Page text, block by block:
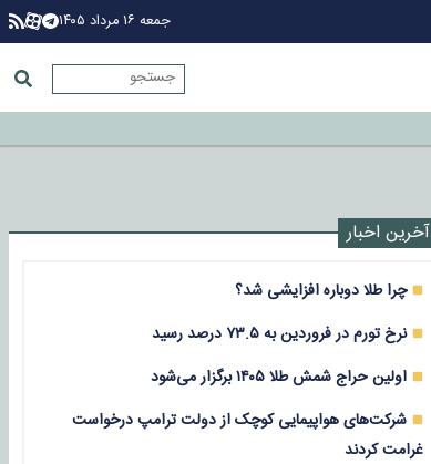
جمعه ۱۶ مرداد ۱۴۰۵
آخرین اخبار
چرا طلا دوباره افزایشی شد؟
نرخ تورم در فروردین به ۷۳.۵ درصد رسید
اولین حراج شمش طلا ۱۴۰۵ برگزار می‌شود
شرکت‌های هواپیمایی کوچک از دولت ترامپ درخواست
غرامت کردند